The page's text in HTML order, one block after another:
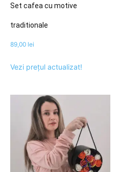
Set cafea cu motive
traditionale
89,00 lei
Vezi prețul actualizat!